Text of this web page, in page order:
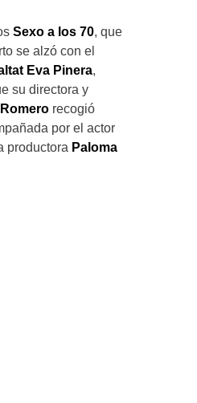
Sexo a los 70, que
se alzó con el
Eva Pinera,
su directora y
recogió
por el actor
productora Paloma